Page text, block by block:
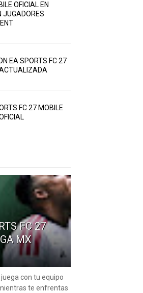
OFICIAL EN
JUGADORES
EA SPORTS FC 27
FC 27 MOBILE
FC 27
MX
con tu equipo
te enfrentas